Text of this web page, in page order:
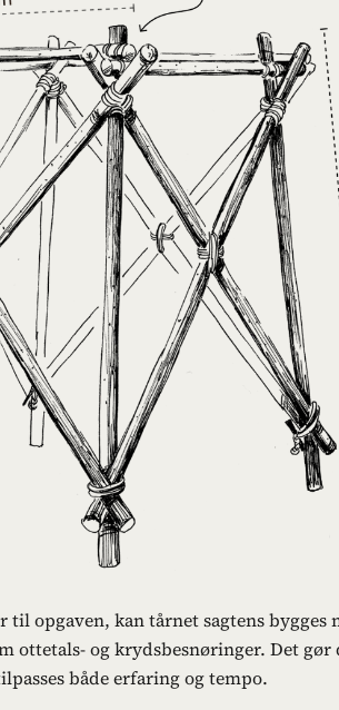
opgaven, kan tårnet sagtens bygges
ottetals- og krydsbesnøringer. Det gør
både erfaring og tempo.